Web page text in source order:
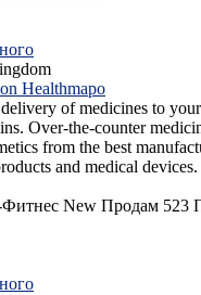
Healthmapo
of medicines to
Over-the-counter
from the best
and medical devices.
Фитнес New Продам 523